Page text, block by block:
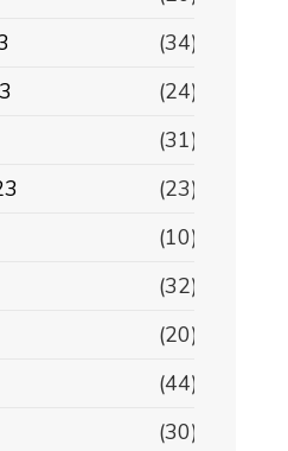
(34)
(24)
(31)
(23)
(10)
(32)
(20)
(44)
(30)